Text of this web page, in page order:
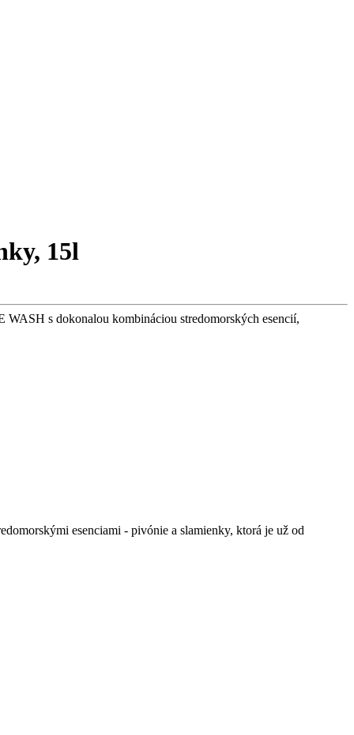
15l
s dokonalou kombináciou stredomorských esencií,
esenciami - pivónie a slamienky, ktorá je už od